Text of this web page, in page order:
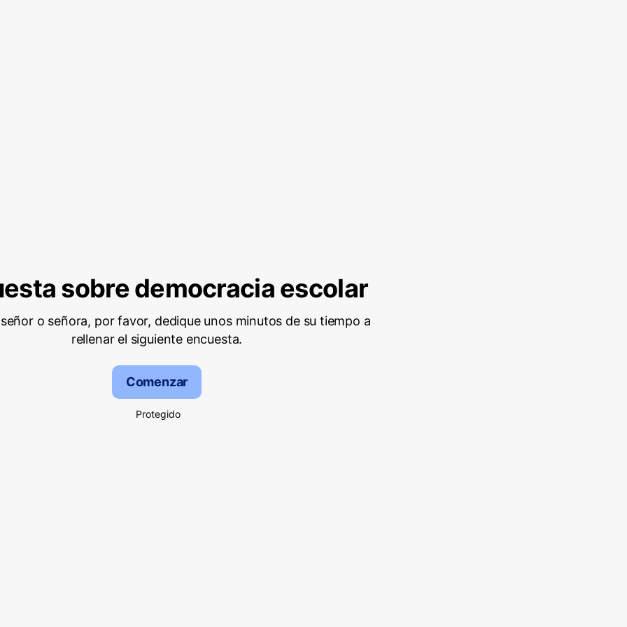
sobre democracia escolar
o señora, por favor, dedique unos minutos de su tiempo a
rellenar el siguiente encuesta.
Comenzar
Protegido